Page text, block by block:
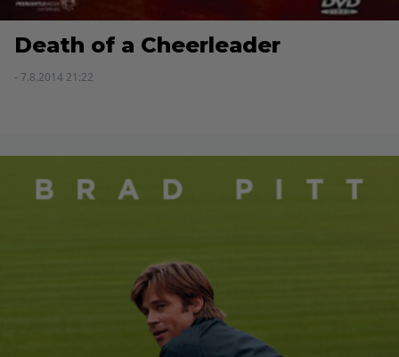
Death of a Cheerleader
- 7.8.2014 21:22